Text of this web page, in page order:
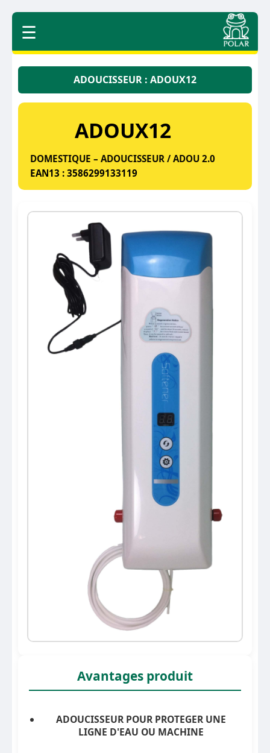
☰
ADOUCISSEUR : ADOUX12
ADOUX12
DOMESTIQUE – ADOUCISSEUR / ADOU 2.0
EAN13 : 3586299133119
Avantages produit
ADOUCISSEUR POUR PROTEGER UNE
LIGNE D'EAU OU MACHINE